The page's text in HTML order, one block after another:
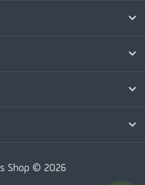
Shop © 2026